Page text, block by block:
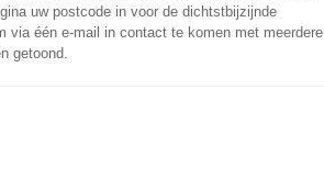
uw postcode in voor de dichtstbijzijnde
via één e-mail in contact te komen met meerdere
getoond.